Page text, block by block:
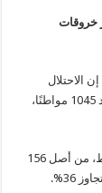
خروقات
الاحتلال
ارتكب 3465 خرقًا لاتفاق وقف إطلاق النار، أدت إلى استشهاد 1045 مواطنًا،
وأشار إلى أن قطاع غزة شهد دخول 55 ألفًا و539 شاحنة فقط، من أصل 156
36%.